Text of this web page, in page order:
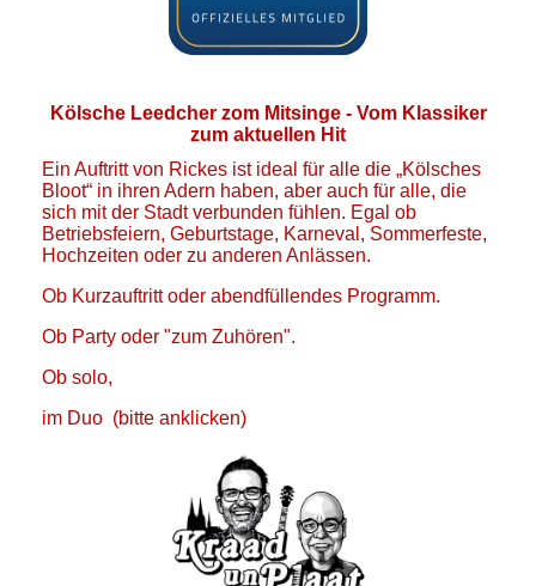
Kölsche Leedcher zom Mitsinge - Vom Klassiker
zum aktuellen Hit
Ein Auftritt von Rickes ist ideal für alle die „Kölsches
Bloot“ in ihren Adern haben, aber auch für alle, die
sich mit der Stadt verbunden fühlen. Egal ob
Betriebsfeiern, Geburtstage, Karneval, Sommerfeste,
Hochzeiten oder zu anderen Anlässen.
Ob Kurzauftritt oder abendfüllendes Programm.
Ob Party oder "zum Zuhören".
Ob solo,
im Duo (bitte anklicken)